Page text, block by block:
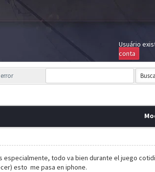
Usuário
conta
todo va bien durante el juego
esto me pasa en iphone.